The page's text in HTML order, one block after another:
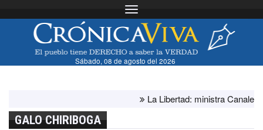
Toggle navigation
Sábado, 08 de agosto del 2026
La Libertad: ministra Canales
GALO CHIRIBOGA